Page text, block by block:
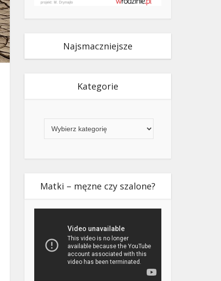
Najsmaczniejsze
Kategorie
Matki – męzne czy szalone?